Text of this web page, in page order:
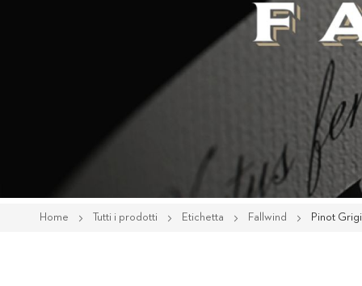
Home Tutti i prodotti Etichetta Fallwind Pinot